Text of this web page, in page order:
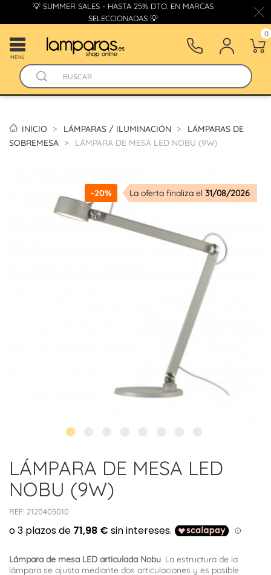
💡 SUMMER SALES - HASTA 25% DTO. EN MARCAS
SELECCIONADAS 💡
MENÚ
0
INICIO LÁMPARAS / ILUMINACIÓN
LÁMPARAS DE
SOBREMESA
LÁMPARA DE MESA LED NOBU (9W)
-20% La oferta finaliza el 31/08/2026
LÁMPARA DE MESA LED
NOBU (9W)
REF: 2120405010
Lámpara de mesa LED articulada Nobu. La estructura de la
lámpara se ajusta mediante dos articulaciones y es posible